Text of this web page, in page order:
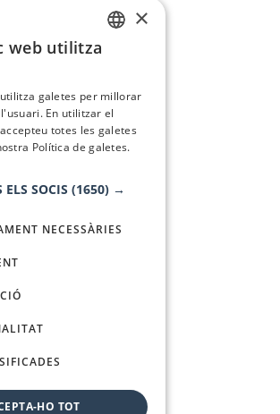
×
web utilitza
galetes per millorar
En utilitzar el
totes les galetes
Política de galetes.
ELS SOCIS (1650) →
NECESSÀRIES
HO TOT